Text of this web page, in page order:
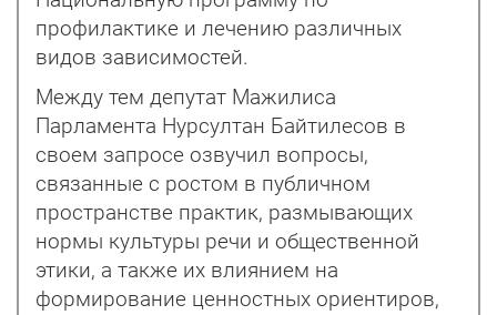
профилактике и лечению различных
видов зависимостей.
Между тем депутат Мажилиса
Парламента Нурсултан Байтилесов в
своем запросе озвучил вопросы,
связанные с ростом в публичном
пространстве практик, размывающих
нормы культуры речи и общественной
этики, а также их влия­нием на
формирование ценностных ориентиров,